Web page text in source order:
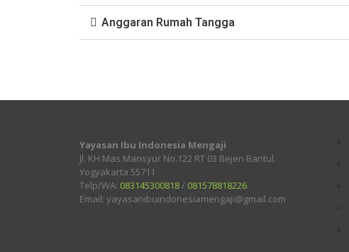
Anggaran Rumah Tangga
Yayasan Ibu Indonesia Mengaji
Jl. KH Mas Mansyur No.122 RT 03 Bejen Bantul.
Yogyakarta 55711
Telp/WA: 083145300818/ 081578818226
Email: yayasanibuindonesiamengaji@gmail.com